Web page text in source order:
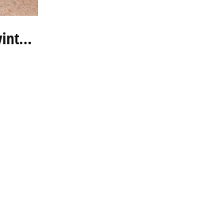
Enfilade chêne vintage portes coulissantes